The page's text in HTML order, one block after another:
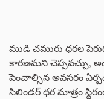
ముడి చమురు ధరల
కారణమని చెప్పవచ్చు,
పెంచాల్సిన అవసరం
సిలిండర్ ధర మాత్రం